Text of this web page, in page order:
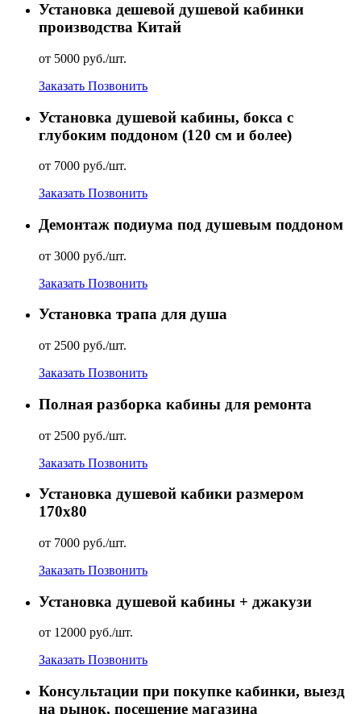
Установка дешевой душевой кабинки
производства Китай
от 5000 руб./шт.
Заказать Позвонить
Установка душевой кабины, бокса с
глубоким поддоном (120 см и более)
от 7000 руб./шт.
Заказать Позвонить
Демонтаж подиума под душевым поддоном
от 3000 руб./шт.
Заказать Позвонить
Установка трапа для душа
от 2500 руб./шт.
Заказать Позвонить
Полная разборка кабины для ремонта
от 2500 руб./шт.
Заказать Позвонить
Установка душевой кабики размером
170х80
от 7000 руб./шт.
Заказать Позвонить
Установка душевой кабины + джакузи
от 12000 руб./шт.
Заказать Позвонить
Консультации при покупке кабинки, выезд
на рынок, посещение магазина